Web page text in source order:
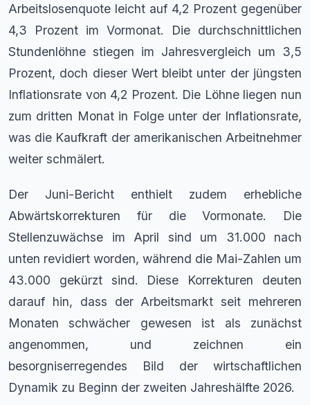
Arbeitslosenquote leicht auf 4,2 Prozent gegenüber
4,3 Prozent im Vormonat. Die durchschnittlichen
Stundenlöhne stiegen im Jahresvergleich um 3,5
Prozent, doch dieser Wert bleibt unter der jüngsten
Inflationsrate von 4,2 Prozent. Die Löhne liegen nun
zum dritten Monat in Folge unter der Inflationsrate,
was die Kaufkraft der amerikanischen Arbeitnehmer
weiter schmälert.
Der Juni-Bericht enthielt zudem erhebliche
Abwärtskorrekturen für die Vormonate. Die
Stellenzuwächse im April sind um 31.000 nach
unten revidiert worden, während die Mai-Zahlen um
43.000 gekürzt sind. Diese Korrekturen deuten
darauf hin, dass der Arbeitsmarkt seit mehreren
Monaten schwächer gewesen ist als zunächst
angenommen, und zeichnen ein
besorgniserregendes Bild der wirtschaftlichen
Dynamik zu Beginn der zweiten Jahreshälfte 2026.